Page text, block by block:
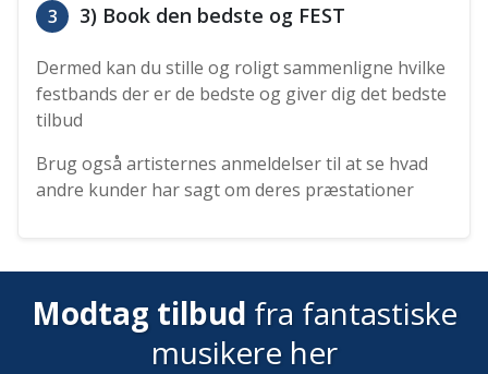
3 3) Book den bedste og FEST
Dermed kan du stille og roligt sammenligne hvilke
festbands der er de bedste og giver dig det bedste
tilbud
Brug også artisternes anmeldelser til at se hvad
andre kunder har sagt om deres præstationer
Modtag tilbud fra fantastiske
musikere her